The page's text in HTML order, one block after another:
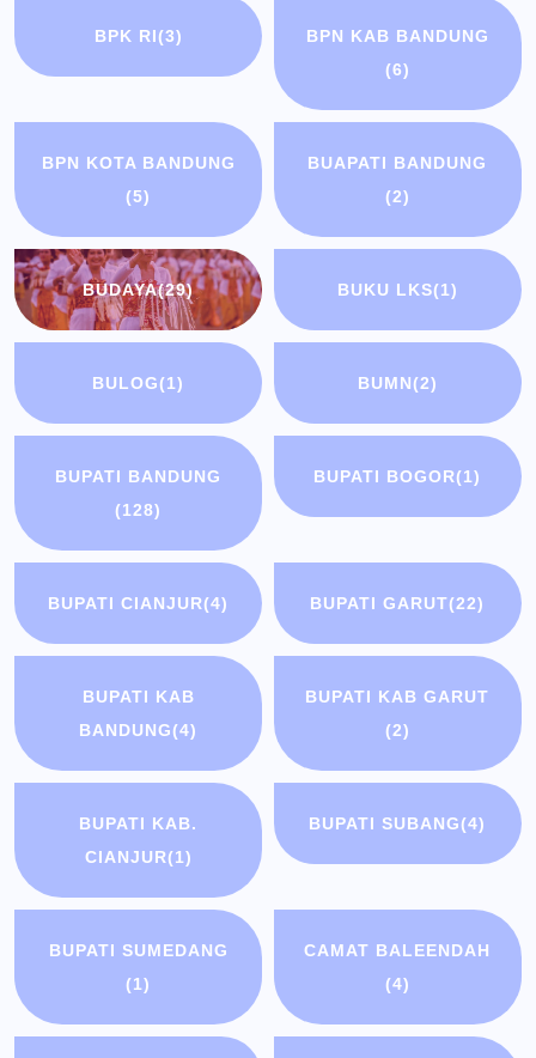
BPK RI(3)
BPN KAB BANDUNG
(6)
BPN KOTA BANDUNG
(5)
BUAPATI BANDUNG
(2)
BUDAYA(29) BUKU LKS(1)
BULOG(1) BUMN(2)
BUPATI BANDUNG
(128)
BUPATI BOGOR(1)
BUPATI CIANJUR(4) BUPATI GARUT(22)
BUPATI KAB
BANDUNG(4)
BUPATI KAB GARUT
(2)
BUPATI KAB.
CIANJUR(1)
BUPATI SUBANG(4)
BUPATI SUMEDANG
(1)
CAMAT BALEENDAH
(4)